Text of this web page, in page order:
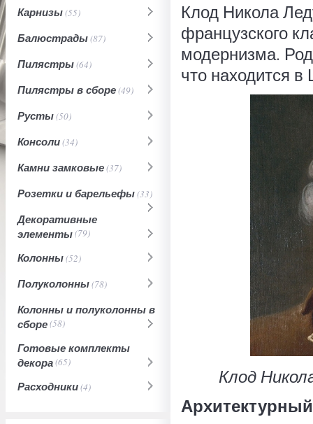
Карнизы(55)
Балюстрады(87)
Пилястры(64)
Пилястры в сборе(49)
Русты(50)
Консоли(34)
Камни замковые(37)
Розетки и барельефы(33)
Декоративные
элементы(79)
Колонны(52)
Полуколонны(78)
Колонны и полуколонны в
сборе(58)
Готовые комплекты
декора(65)
Расходники(4)
Клод Никола
французского
модернизма.
что находится
Клод